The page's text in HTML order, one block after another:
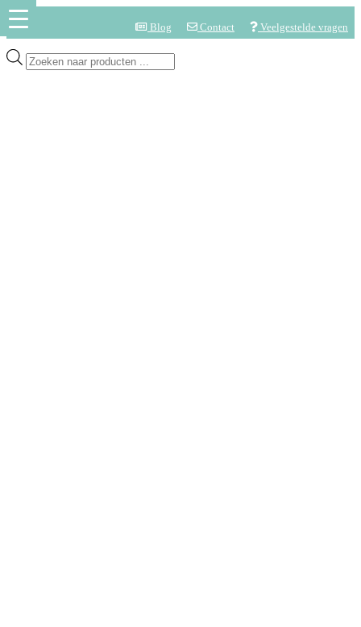
Blog Contact Veelgestelde vragen